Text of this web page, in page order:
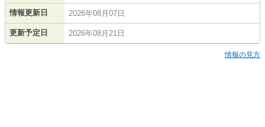
情報更新日 2026年08月07日
更新予定日 2026年08月21日
情報の見方